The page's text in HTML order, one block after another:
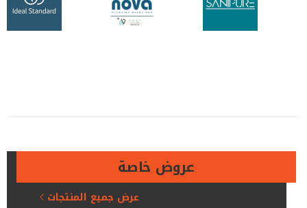
عروض خاصة
عرض جميع المنتجات